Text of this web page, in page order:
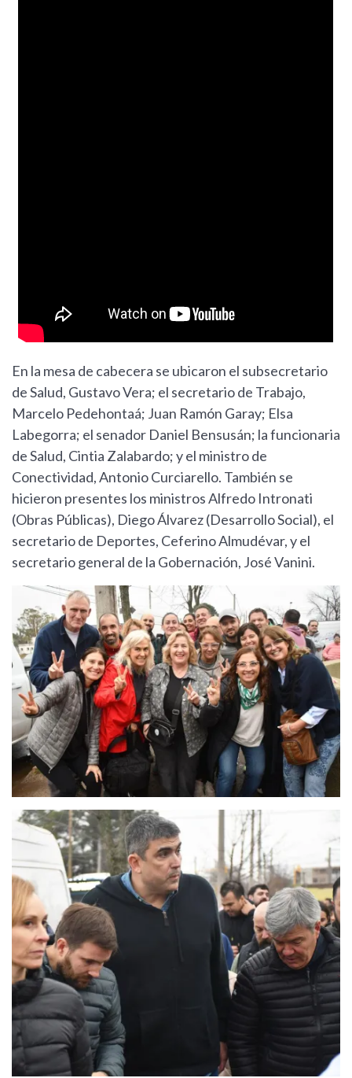
En la mesa de cabecera se ubicaron el subsecretario
de Salud, Gustavo Vera; el secretario de Trabajo,
Marcelo Pedehontaá; Juan Ramón Garay; Elsa
Labegorra; el senador Daniel Bensusán; la funcionaria
de Salud, Cintia Zalabardo; y el ministro de
Conectividad, Antonio Curciarello. También se
hicieron presentes los ministros Alfredo Intronati
(Obras Públicas), Diego Álvarez (Desarrollo Social), el
secretario de Deportes, Ceferino Almudévar, y el
secretario general de la Gobernación, José Vanini.